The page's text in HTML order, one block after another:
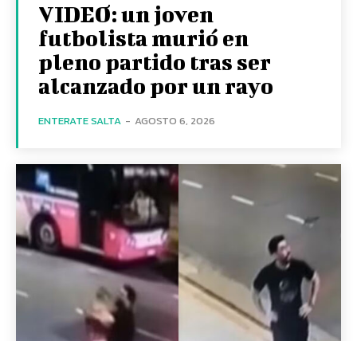
VIDEO: un joven
futbolista murió en
pleno partido tras ser
alcanzado por un rayo
ENTERATE SALTA - AGOSTO 6, 2026